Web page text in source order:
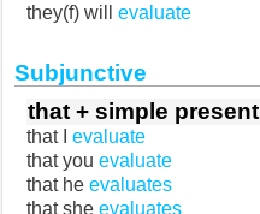
they(f) will evaluate
Subjunctive
that + simple present
that I evaluate
that you evaluate
that he evaluates
that she evaluates